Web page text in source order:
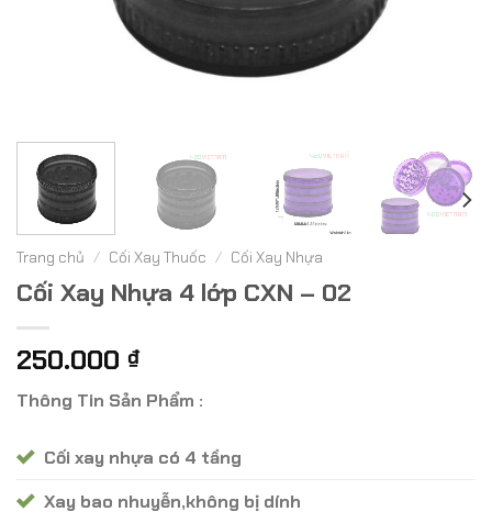
Trang chủ / Cối Xay Thuốc / Cối Xay Nhựa
Cối Xay Nhựa 4 lớp CXN – 02
250.000 ₫
Thông Tin Sản Phẩm :
Cối xay nhựa có 4 tầng
Xay bao nhuyễn,không bị dính